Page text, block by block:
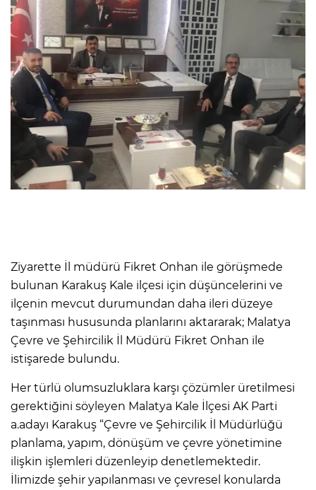
Ziyarette İl müdürü Fikret Onhan ile görüşmede
bulunan Karakuş Kale ilçesi için düşüncelerini ve
ilçenin mevcut durumundan daha ileri düzeye
taşınması hususunda planlarını aktararak; Malatya
Çevre ve Şehircilik İl Müdürü Fikret Onhan ile
istişarede bulundu.
Her türlü olumsuzluklara karşı çözümler üretilmesi
gerektiğini söyleyen Malatya Kale İlçesi AK Parti
a.adayı Karakuş “Çevre ve Şehircilik İl Müdürlüğü
planlama, yapım, dönüşüm ve çevre yönetimine
ilişkin işlemleri düzenleyip denetlemektedir.
İlimizde şehir yapılanması ve çevresel konularda